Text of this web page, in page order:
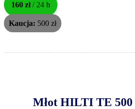
160 zł/ 24 h
Kaucja: 500 zł
Młot HILTI TE 500